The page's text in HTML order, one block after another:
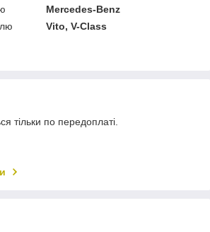
Mercedes-Benz
Vito, V-Class
тільки по передоплаті.